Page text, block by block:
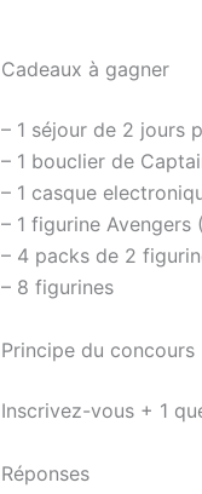
Cadeaux à gagner
– 1 séjour de 2 jours
– 1 bouclier de
– 1 casque
– 1 figurine Avengers
– 4 packs de 2
– 8 figurines
Principe du concours
Inscrivez-vous + 1
Réponses